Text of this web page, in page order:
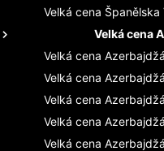
Velká cena Španělska
Velká cena
Velká cena
Velká cena
Velká cena
Velká cena
Velká cena